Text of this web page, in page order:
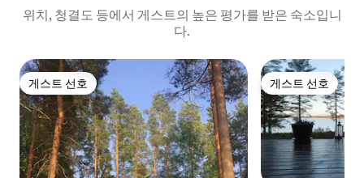
위치, 청결도 등에서 게스트의 높은 평가를 받은 숙소입니
다.
게스트 선호
게스트 선호 게스트 선호
게스트 선호